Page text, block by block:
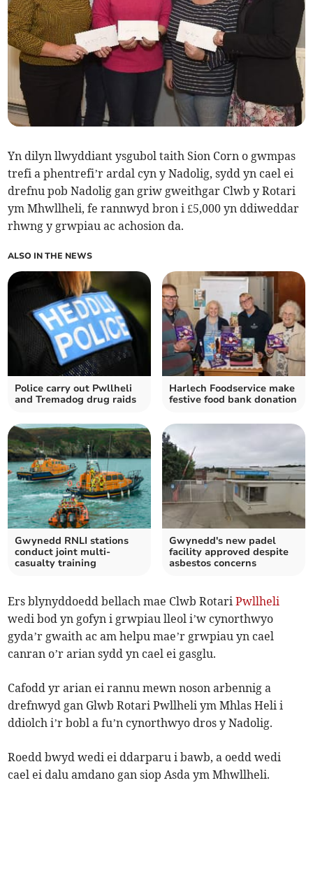
Yn dilyn llwyddiant ysgubol taith Sion Corn o gwmpas
trefi a phentrefi’r ardal cyn y Nadolig, sydd yn cael ei
drefnu pob Nadolig gan griw gweithgar Clwb y Rotari
ym Mhwllheli, fe rannwyd bron i £5,000 yn ddiweddar
rhwng y grwpiau ac achosion da.
ALSO IN THE NEWS
Police carry out Pwllheli
and Tremadog drug raids
Harlech Foodservice make
festive food bank donation
Gwynedd RNLI stations
conduct joint multi-
casualty training
Gwynedd's new padel
facility approved despite
asbestos concerns
Ers blynyddoedd bellach mae Clwb RotariPwllheli
wedi bod yn gofyn i grwpiau lleol i’w cynorthwyo
gyda’r gwaith ac am helpu mae’r grwpiau yn cael
canran o’r arian sydd yn cael ei gasglu.
Cafodd yr arian ei rannu mewn noson arbennig a
drefnwyd gan Glwb Rotari Pwllheli ym Mhlas Heli i
ddiolch i’r bobl a fu’n cynorthwyo dros y Nadolig.
Roedd bwyd wedi ei ddarparu i bawb, a oedd wedi
cael ei dalu amdano gan siop Asda ym Mhwllheli.